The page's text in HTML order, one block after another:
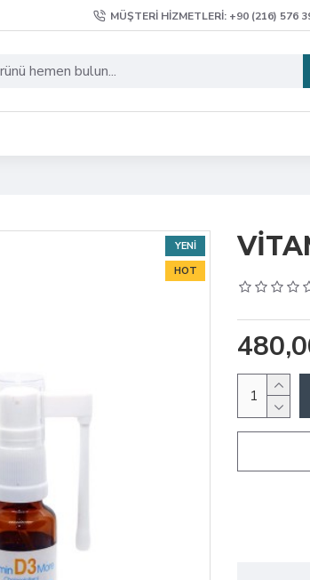
MÜŞTERI HIZMETLERI: +90 (216) 576
YENI
HOT